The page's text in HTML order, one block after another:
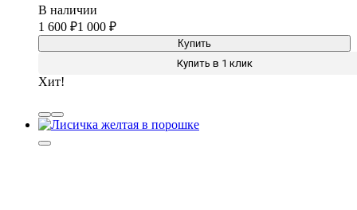
В наличии
1 600
1 000
Купить
Купить в 1 клик
Хит!